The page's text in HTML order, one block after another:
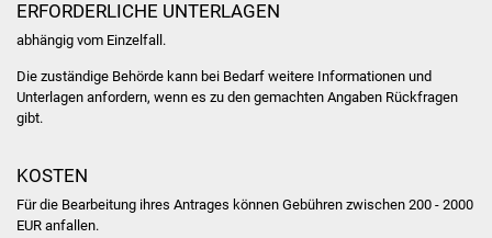
Volkshochschule
ERFORDERLICHE UNTERLAGEN
abhängig vom Einzelfall.
Die zuständige Behörde kann bei Bedarf weitere Informationen und
Unterlagen anfordern, wenn es zu den gemachten Angaben Rückfragen
gibt.
KOSTEN
Für die Bearbeitung ihres Antrages können Gebühren zwischen 200 - 2000
EUR anfallen.